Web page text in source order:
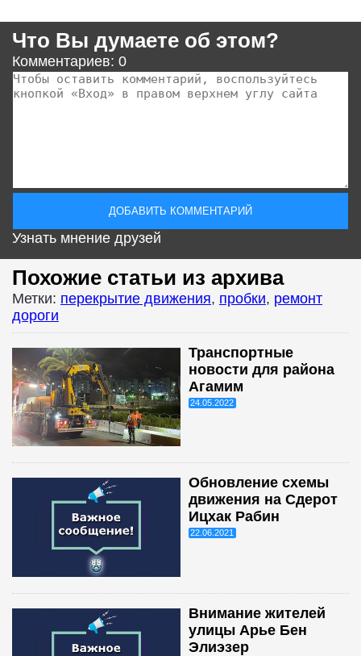
Что Вы думаете об этом?
Комментариев: 0
Узнать мнение друзей
Похожие статьи из архива
Метки: перекрытие движения, пробки, ремонт
дороги
Транспортные
новости для района
Агамим
24.05.2022
Обновление схемы
движения на Сдерот
Ицхак Рабин
22.06.2021
Внимание жителей
улицы Арье Бен
Элиэзер